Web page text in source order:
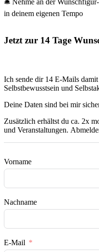
🛎 Nehme an der
in deinem eigenen Tempo
Jetzt zur 14 Tage
Ich sende dir 14 E-Mails
Selbstbewusstsein und
Deine Daten sind bei mir
Zusätzlich erhältst du ca. 2x
und Veranstaltungen.
Vorname
Nachname
E-Mail